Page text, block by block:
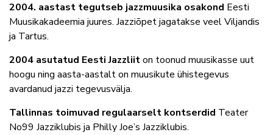
2004. aastast tegutseb jazzmuusika osakond Eesti
Muusikakadeemia juures. Jazziõpet jagatakse veel Viljandis
ja Tartus.
2004 asutatud Eesti Jazzliiton toonud muusikasse uut
hoogu ning aasta-aastalt on muusikute ühistegevus
avardanud jazzi tegevusvälja.
Tallinnas toimuvad regulaarselt kontserdid Teater
No99 Jazziklubis ja Philly Joe’s Jazziklubis.